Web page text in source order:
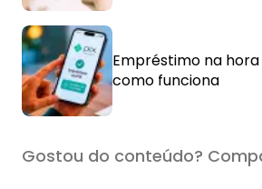
Empréstimo na
como funciona
Gostou do conteúdo?